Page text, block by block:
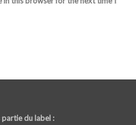
partie du label :